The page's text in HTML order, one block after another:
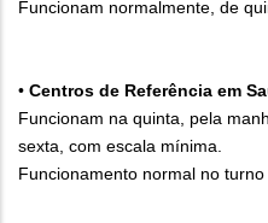
Funcionam normalmente, de
• Centros de Referência em
Funcionam na quinta, pela
sexta, com escala mínima.
Funcionamento normal no